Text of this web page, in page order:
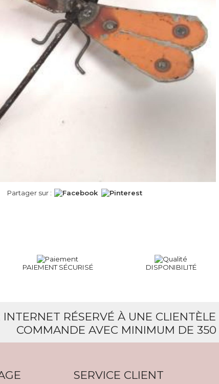
Partager sur :
PAIEMENT SÉCURISÉ DISPONIBILITÉ
INTERNET RÉSERVÉ À UNE
COMMANDE AVEC MINIMUM DE
SERVICE CLIENT